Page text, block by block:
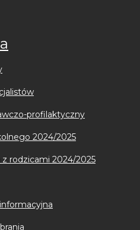
profilaktyczny
2024/2025
rodzicami 2024/2025